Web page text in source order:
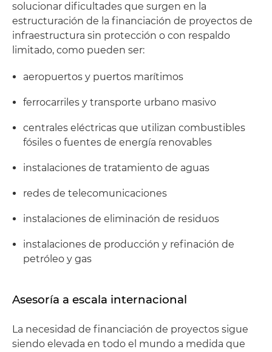
solucionar dificultades que surgen en la
estructuración de la financiación de proyectos de
infraestructura sin protección o con respaldo
limitado, como pueden ser:
aeropuertos y puertos marítimos
ferrocarriles y transporte urbano masivo
centrales eléctricas que utilizan combustibles
fósiles o fuentes de energía renovables
instalaciones de tratamiento de aguas
redes de telecomunicaciones
instalaciones de eliminación de residuos
instalaciones de producción y refinación de
petróleo y gas
Asesoría a escala internacional
La necesidad de financiación de proyectos sigue
siendo elevada en todo el mundo a medida que